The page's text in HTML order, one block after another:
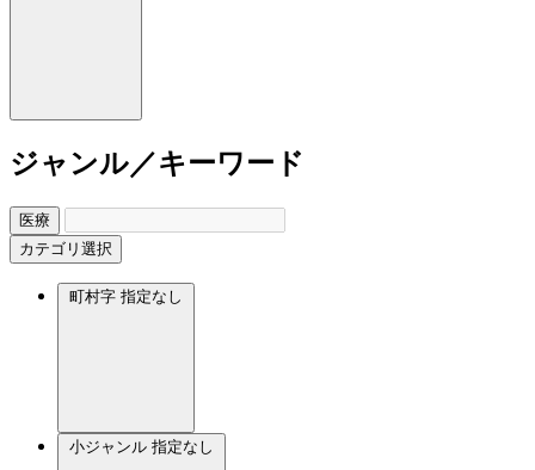
ジャンル／キーワード
医療
カテゴリ選択
町村字 指定なし
小ジャンル 指定なし